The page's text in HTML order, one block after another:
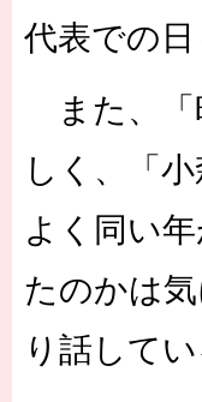
代表での日
また、「
しく、「
よく同い
たのかは
り話してい